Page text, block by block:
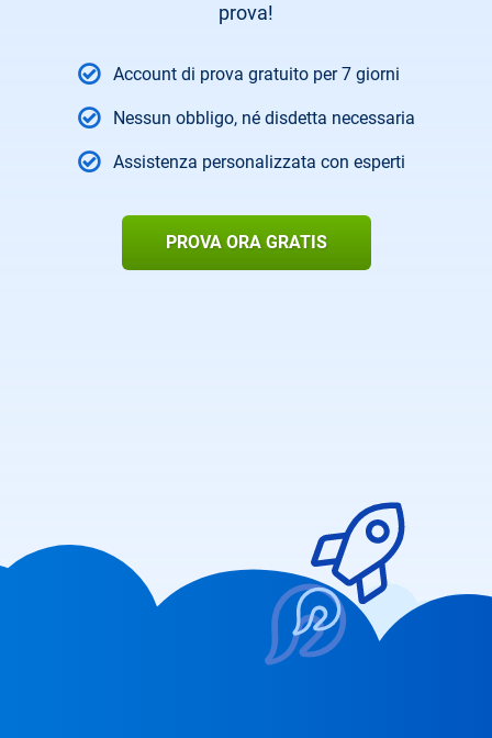
prova!
Account di prova gratuito per 7 giorni
Nessun obbligo, né disdetta necessaria
Assistenza personalizzata con esperti
PROVA ORA GRATIS